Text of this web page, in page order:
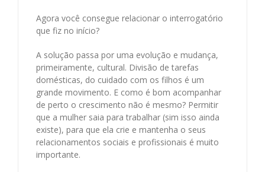
Agora você consegue relacionar o interrogatório
que fiz no início?
A solução passa por uma evolução e mudança,
primeiramente, cultural. Divisão de tarefas
domésticas, do cuidado com os filhos é um
grande movimento. E como é bom acompanhar
de perto o crescimento não é mesmo? Permitir
que a mulher saia para trabalhar (sim isso ainda
existe), para que ela crie e mantenha o seus
relacionamentos sociais e profissionais é muito
importante.